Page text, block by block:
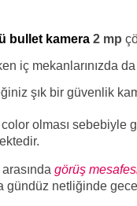
bullet kamera 2 mp
iç mekanlarınızda da
şık bir güvenlik
olması sebebiyle
görüş
gündüz netliğinde